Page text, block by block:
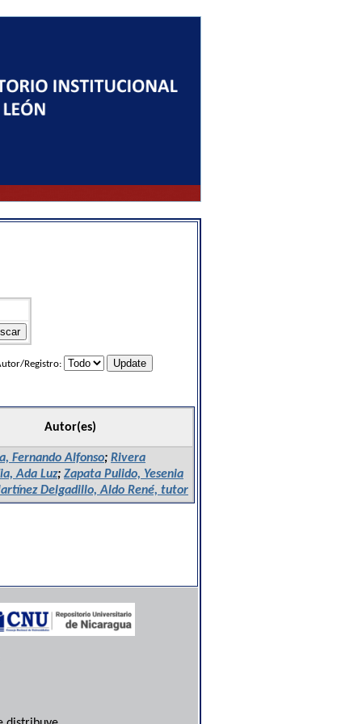
Registro:
Autor(es)
Fernando Alfonso; Rivera
Ada Luz; Zapata Pulido, Yesenia
Delgadillo, Aldo René, tutor